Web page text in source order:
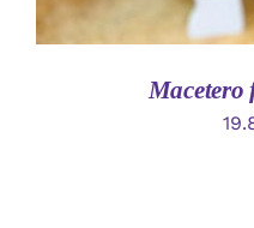
Macetero